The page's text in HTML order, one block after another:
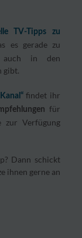
TV-Tipps zu
es gerade zu
auch in den
gibt.
findet ihr
für
zur Verfügung
Dann schickt
ihnen gerne an